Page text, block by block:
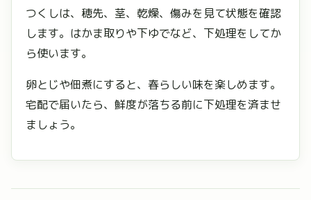
つくしは、穂先、茎、乾燥、傷みを見て状態を確認
します。はかま取りや下ゆでなど、下処理をしてか
ら使います。
卵とじや佃煮にすると、春らしい味を楽しめます。
宅配で届いたら、鮮度が落ちる前に下処理を済ませ
ましょう。